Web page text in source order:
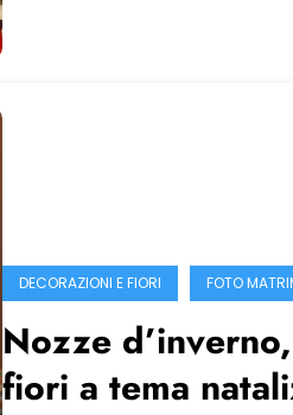
DECORAZIONI E FIORI FOTO
Nozze
fiori a tema